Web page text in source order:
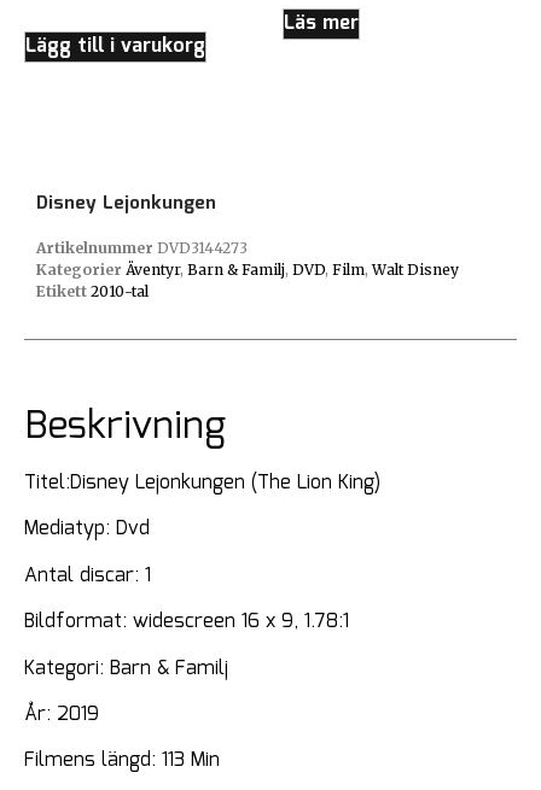
Disney Lejonkungen
Artikelnummer DVD3144273
Kategorier Äventyr, Barn & Familj, DVD, Film,Walt Disney
Etikett 2010-tal
Beskrivning
Titel:Disney Lejonkungen (The Lion King)
Mediatyp: Dvd
Antal discar: 1
Bildformat: widescreen 16 x 9, 1.78:1
Kategori: Barn & Familj
År: 2019
Filmens längd: 113 Min
Lägg till i varukorg
Läs mer